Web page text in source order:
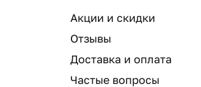
Акции и скидки
Отзывы
Доставка и оплата
Частые вопросы